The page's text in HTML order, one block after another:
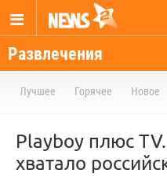
Развлечения
Лучшее Горячее Новое
Playboy плюс
хватало